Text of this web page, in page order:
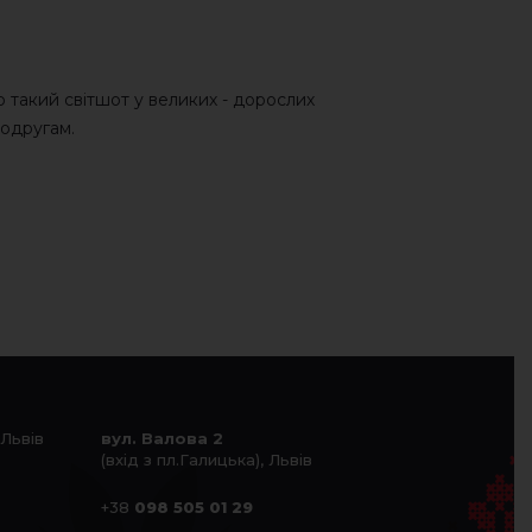
світшот у великих - дорослих
вул. Валова 2
(вхід з пл.Галицька), Львів
+38 098 505 01 29